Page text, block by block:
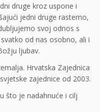
druge kroz uspone i
jedni druge rastemo,
svoj odnos s
od nas osobno, ali i
ljubav.
Hrvatska Zajednica
zajednice od 2003.
što je nadahnuće i cilj